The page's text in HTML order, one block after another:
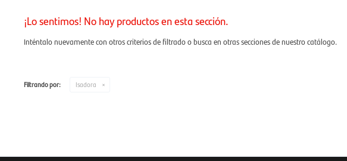
¡Lo sentimos! No hay productos en esta sección.
Inténtalo nuevamente con otros criterios de filtrado o busca en otras secciones de nuestro catálogo.
Filtrando por: Isadora